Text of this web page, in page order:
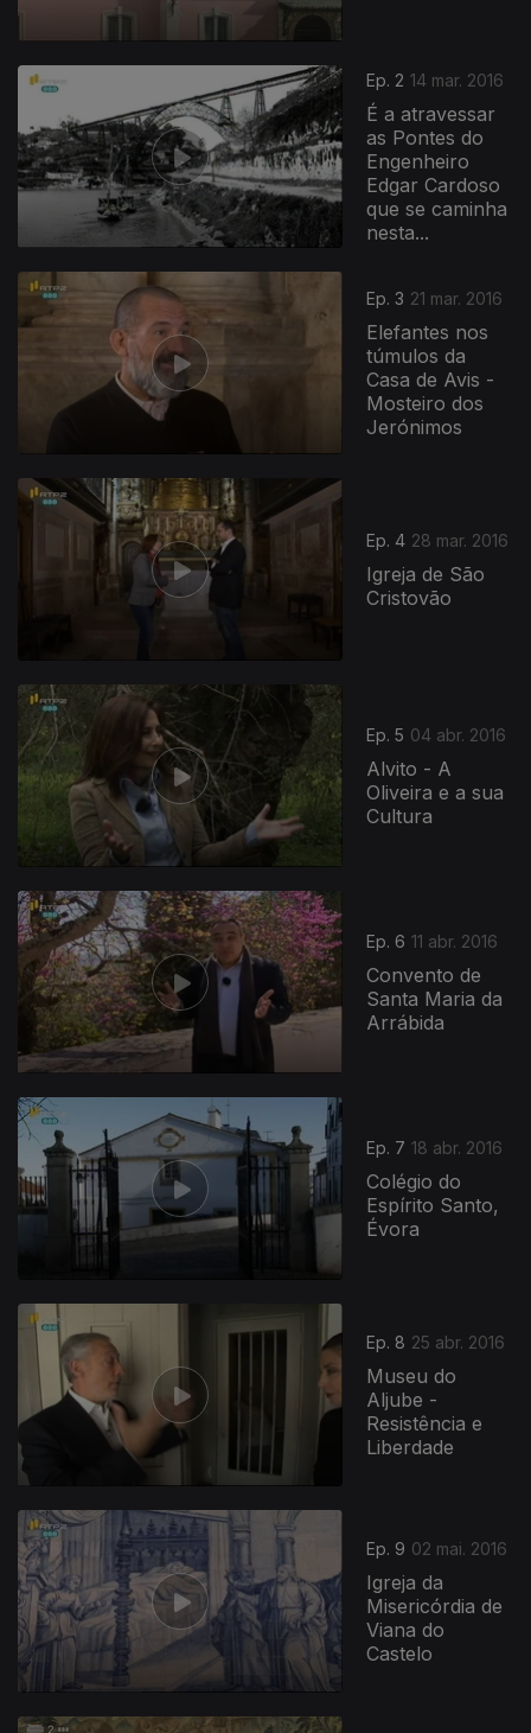
Ep. 2 14 mar. 2016
É a atravessar
as Pontes do
Engenheiro
Edgar Cardoso
que se caminha
nesta...
Ep. 3 21 mar. 2016
Elefantes nos
túmulos da
Casa de Avis -
Mosteiro dos
Jerónimos
Ep. 4 28 mar. 2016
Igreja de São
Cristovão
Ep. 5 04 abr. 2016
Alvito - A
Oliveira e a sua
Cultura
Ep. 6 11 abr. 2016
Convento de
Santa Maria da
Arrábida
Ep. 7 18 abr. 2016
Colégio do
Espírito Santo,
Évora
Ep. 8 25 abr. 2016
Museu do
Aljube -
Resistência e
Liberdade
Ep. 9 02 mai. 2016
Igreja da
Misericórdia de
Viana do
Castelo